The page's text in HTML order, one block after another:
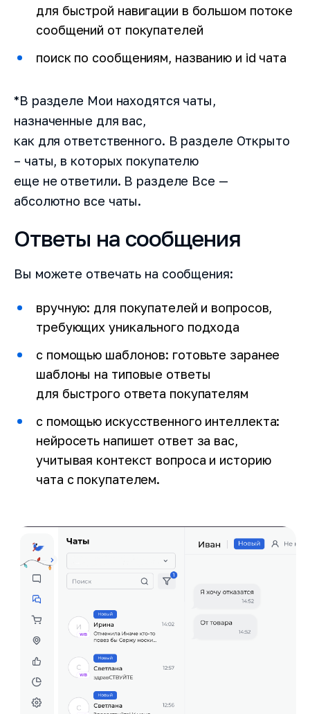
для быстрой навигации в большом потоке
сообщений от покупателей
поиск по сообщениям, названию и id чата
*В разделе Мои находятся чаты,
назначенные для вас,
как для ответственного. В разделе Открыто
– чаты, в которых покупателю
еще не ответили. В разделе Все —
абсолютно все чаты.
Ответы на сообщения
Вы можете отвечать на сообщения:
вручную: для покупателей и вопросов,
требующих уникального подхода
с помощью шаблонов: готовьте заранее
шаблоны на типовые ответы
для быстрого ответа покупателям
с помощью искусственного интеллекта:
нейросеть напишет ответ за вас,
учитывая контекст вопроса и историю
чата с покупателем.